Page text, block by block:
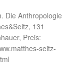
Die Anthropologie
131
Preis:
seitz-